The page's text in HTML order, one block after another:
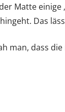
Matte einige
Das
man, dass